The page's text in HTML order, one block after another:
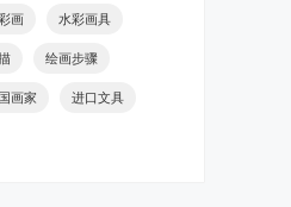
画 水彩画具
绘画步骤
画家 进口文具